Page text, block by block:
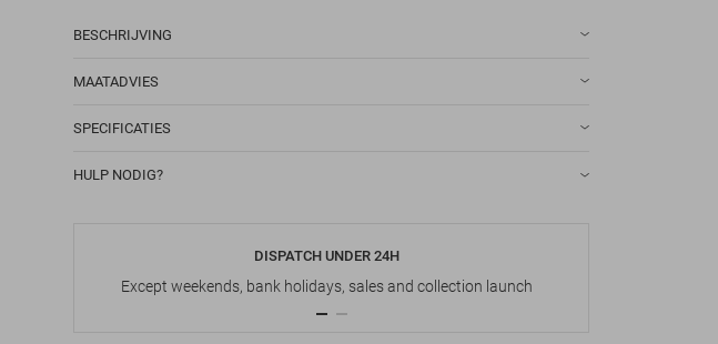
BESCHRIJVING
MAATADVIES
SPECIFICATIES
HULP NODIG?
DISPATCH UNDER 24H
Except weekends, bank holidays, sales and collection launch